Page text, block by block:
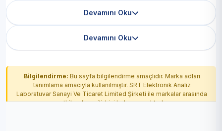
Devamını Oku
Devamını Oku
Bilgilendirme: Bu sayfa bilgilendirme amaçlıdır. Marka adları
tanımlama amacıyla kullanılmıştır. SRT Elektronik Analiz
Laboratuvar Sanayi Ve Ticaret Limited Şirketi ile markalar arasında
yetkilendirme ilişkisi bulunmamaktadır.